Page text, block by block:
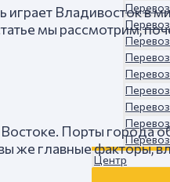
Центр
Владивосток в
мы рассмотрим,
Порты города
главные факторы,